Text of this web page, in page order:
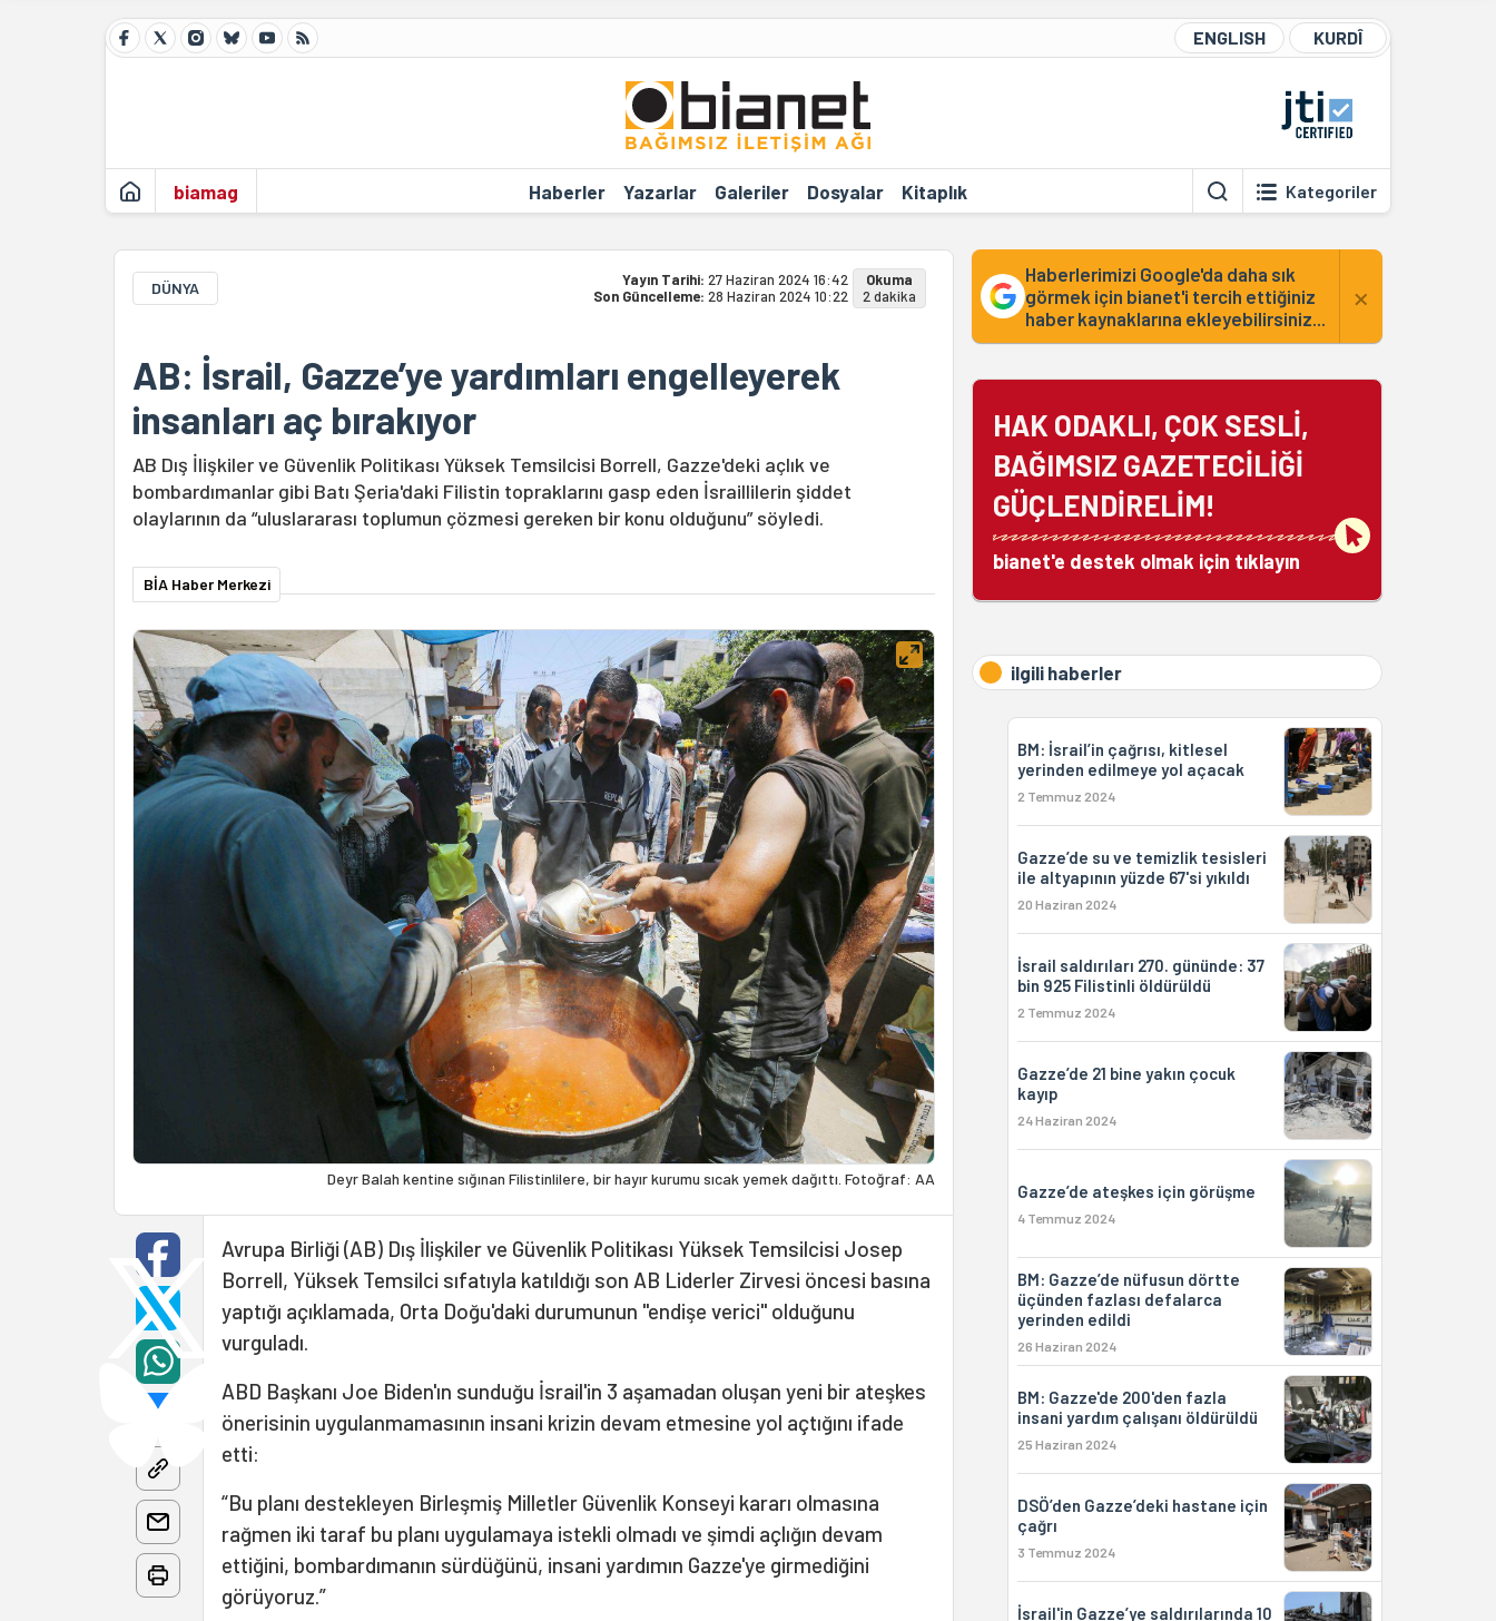
ENGLISH KURDÎ
biamag Haberler Yazarlar Galeriler Dosyalar Kitaplık Kategoriler
DÜNYA Yayın Tarihi: 27 Haziran 2024 16:42
Son Güncelleme: 28 Haziran 2024 10:22
Okuma
2 dakika
AB: İsrail, Gazze’ye yardımları engelleyerek
insanları aç bırakıyor
AB Dış İlişkiler ve Güvenlik Politikası Yüksek Temsilcisi Borrell, Gazze'deki açlık ve
bombardımanlar gibi Batı Şeria'daki Filistin topraklarını gasp eden İsraillilerin şiddet
olaylarının da “uluslararası toplumun çözmesi gereken bir konu olduğunu” söyledi.
BİA Haber Merkezi
Deyr Balah kentine sığınan Filistinlilere, bir hayır kurumu sıcak yemek dağıttı. Fotoğraf: AA
Avrupa Birliği (AB) Dış İlişkiler ve Güvenlik Politikası Yüksek Temsilcisi Josep
Borrell, Yüksek Temsilci sıfatıyla katıldığı son AB Liderler Zirvesi öncesi basına
yaptığı açıklamada, Orta Doğu'daki durumunun "endişe verici" olduğunu
vurguladı.
ABD Başkanı Joe Biden'ın sunduğu İsrail'in 3 aşamadan oluşan yeni bir ateşkes
önerisinin uygulanmamasının insani krizin devam etmesine yol açtığını ifade
etti:
“Bu planı destekleyen Birleşmiş Milletler Güvenlik Konseyi kararı olmasına
rağmen iki taraf bu planı uygulamaya istekli olmadı ve şimdi açlığın devam
ettiğini, bombardımanın sürdüğünü, insani yardımın Gazze'ye girmediğini
görüyoruz.”
Haberlerimizi Google'da daha sık
görmek için bianet'i tercih ettiğiniz
haber kaynaklarına ekleyebilirsiniz...
×
HAK ODAKLI, ÇOK SESLİ,
BAĞIMSIZ GAZETECİLİĞİ
GÜÇLENDİRELİM!
bianet'e destek olmak için tıklayın
ilgili haberler
BM: İsrail’in çağrısı, kitlesel
yerinden edilmeye yol açacak
2 Temmuz 2024
Gazze’de su ve temizlik tesisleri
ile altyapının yüzde 67'si yıkıldı
20 Haziran 2024
İsrail saldırıları 270. gününde: 37
bin 925 Filistinli öldürüldü
2 Temmuz 2024
Gazze’de 21 bine yakın çocuk
kayıp
24 Haziran 2024
Gazze’de ateşkes için görüşme
4 Temmuz 2024
BM: Gazze’de nüfusun dörtte
üçünden fazlası defalarca
yerinden edildi
26 Haziran 2024
BM: Gazze'de 200'den fazla
insani yardım çalışanı öldürüldü
25 Haziran 2024
DSÖ’den Gazze’deki hastane için
çağrı
3 Temmuz 2024
İsrail'in Gazze’ye saldırılarında 10